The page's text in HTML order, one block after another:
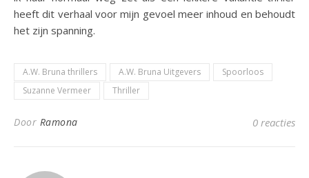
heeft dit verhaal voor mijn gevoel meer inhoud en behoudt
het zijn spanning.
A.W. Bruna thrillers A.W. Bruna Uitgevers
Spoorloos
Suzanne Vermeer
Thriller
Door Ramona 0 reacties